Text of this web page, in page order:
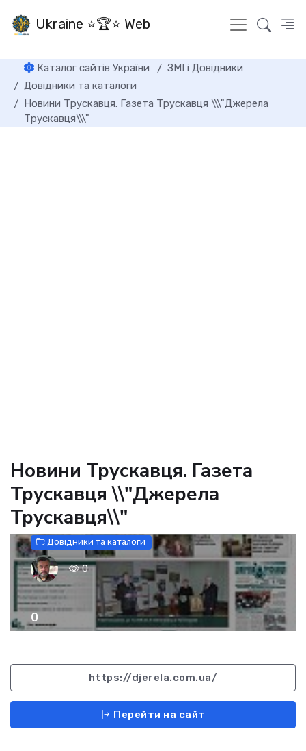
Ukraine ⭐🏆⭐ Web
Каталог сайтів України
ЗМІ і Довідники
Довідники та каталоги
Новини Трускавця. Газета Трускавця \\\"Джерела
Трускавця\\\"
Новини Трускавця. Газета
Трускавця \\"Джерела
Трускавця\\"
Довідники та каталоги
0
0
https://djerela.com.ua/
Перейти на сайт